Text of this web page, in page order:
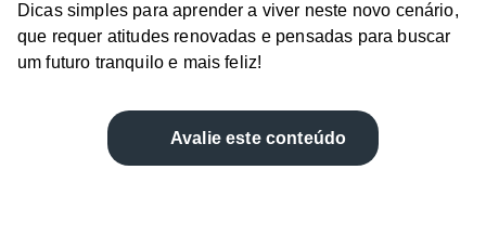
Dicas simples para aprender a viver neste novo cenário,
que requer atitudes renovadas e pensadas para buscar
um futuro tranquilo e mais feliz!
Avalie este conteúdo